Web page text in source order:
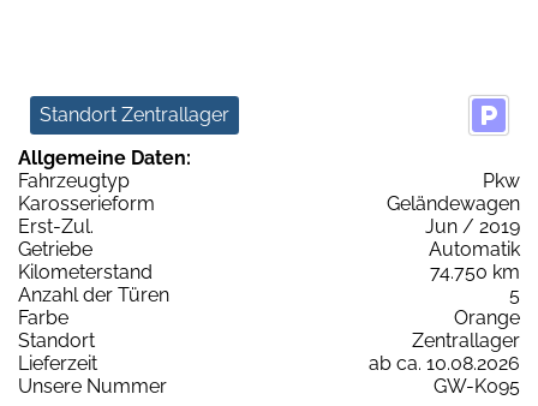
Standort Zentrallager
Allgemeine Daten:
Fahrzeugtyp
Pkw
Karosserieform
Geländewagen
Erst-Zul.
Jun / 2019
Getriebe
Automatik
Kilometerstand
74.750 km
Anzahl der Türen
5
Farbe
Orange
Standort
Zentrallager
Lieferzeit
ab ca. 10.08.2026
Unsere Nummer
GW-K095